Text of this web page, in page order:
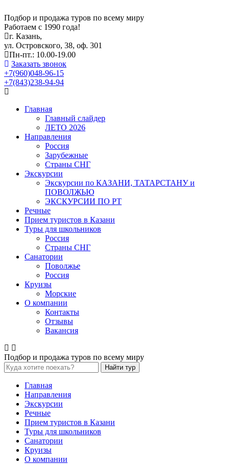
Подбор и продажа туров по всему миру
Работаем с 1990 года!
г. Казань,
ул. Островского, 38, оф. 301
Пн-пт.: 10.00-19.00
Заказать звонок
+7(960)048-96-15
+7(843)238-94-94
Главная
Главный слайдер
ЛЕТО 2026
Направления
Россия
Зарубежные
Страны СНГ
Экскурсии
Экскурсии по КАЗАНИ, ТАТАРСТАНУ и
ПОВОЛЖЬЮ
ЭКСКУРСИИ ПО РТ
Речные
Прием туристов в Казани
Туры для школьников
Россия
Страны СНГ
Санатории
Поволжье
Россия
Круизы
Морские
О компании
Контакты
Отзывы
Вакансия
Подбор и продажа туров по всему миру
Найти тур
Главная
Направления
Экскурсии
Речные
Прием туристов в Казани
Туры для школьников
Санатории
Круизы
О компании